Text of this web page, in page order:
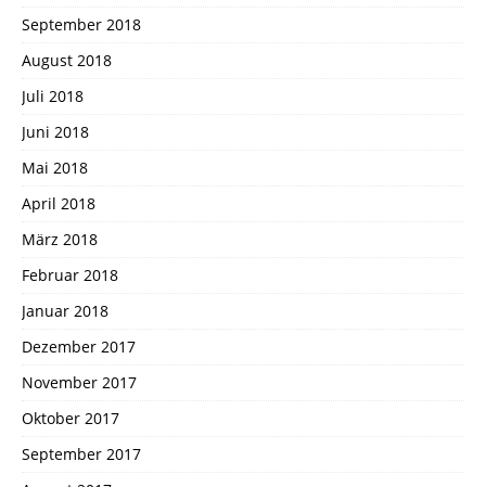
September 2018
August 2018
Juli 2018
Juni 2018
Mai 2018
April 2018
März 2018
Februar 2018
Januar 2018
Dezember 2017
November 2017
Oktober 2017
September 2017